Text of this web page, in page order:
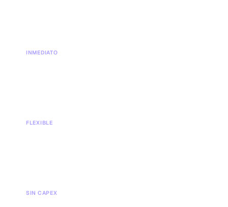
INMEDIATO
FLEXIBLE
SIN CAPEX